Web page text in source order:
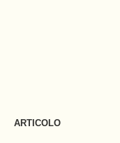
ARTICOLO